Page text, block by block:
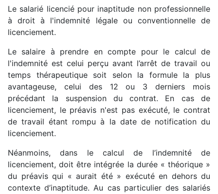
Le salarié licencié pour inaptitude non professionnelle
à droit à l'indemnité légale ou conventionnelle de
licenciement.
Le salaire à prendre en compte pour le calcul de
l'indemnité est celui perçu avant l’arrêt de travail ou
temps thérapeutique soit selon la formule la plus
avantageuse, celui des 12 ou 3 derniers mois
précédant la suspension du contrat. En cas de
licenciement, le préavis n'est pas exécuté, le contrat
de travail étant rompu à la date de notification du
licenciement.
Néanmoins, dans le calcul de l’indemnité de
licenciement, doit être intégrée la durée « théorique »
du préavis qui « aurait été » exécuté en dehors du
contexte d’inaptitude. Au cas particulier des salariés